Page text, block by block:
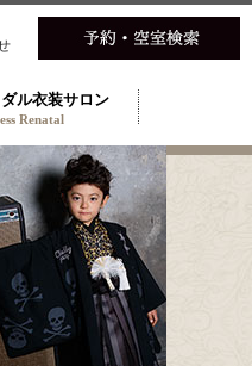
ル衣装サロン
Renatal